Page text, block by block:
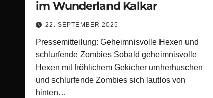
im Wunderland Kalkar
22. SEPTEMBER 2025
Pressemitteilung: Geheimnisvolle Hexen und
schlurfende Zombies Sobald geheimnisvolle
Hexen mit fröhlichem Gekicher umherhuschen
und schlurfende Zombies sich lautlos von
hinten…